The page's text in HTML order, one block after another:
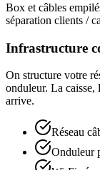
Box et câbles
séparation clients /
Infrastructure
On structure votre
onduleur. La caisse,
arrive.
Réseau
Onduleur